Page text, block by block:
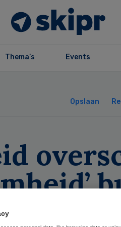
Thema’s Events
Opslaan